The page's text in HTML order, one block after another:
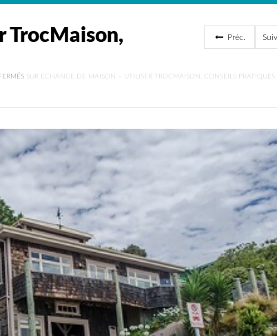
TrocMaison,
Préc.
SUR ECHANGE DE MAISON – UTILISER TROCMAISON, CONSEILS PRATIQUES